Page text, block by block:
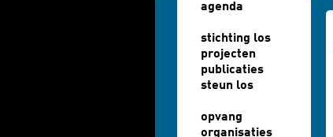
agenda
stichting los
projecten
publicaties
steun los
opvang
organisaties